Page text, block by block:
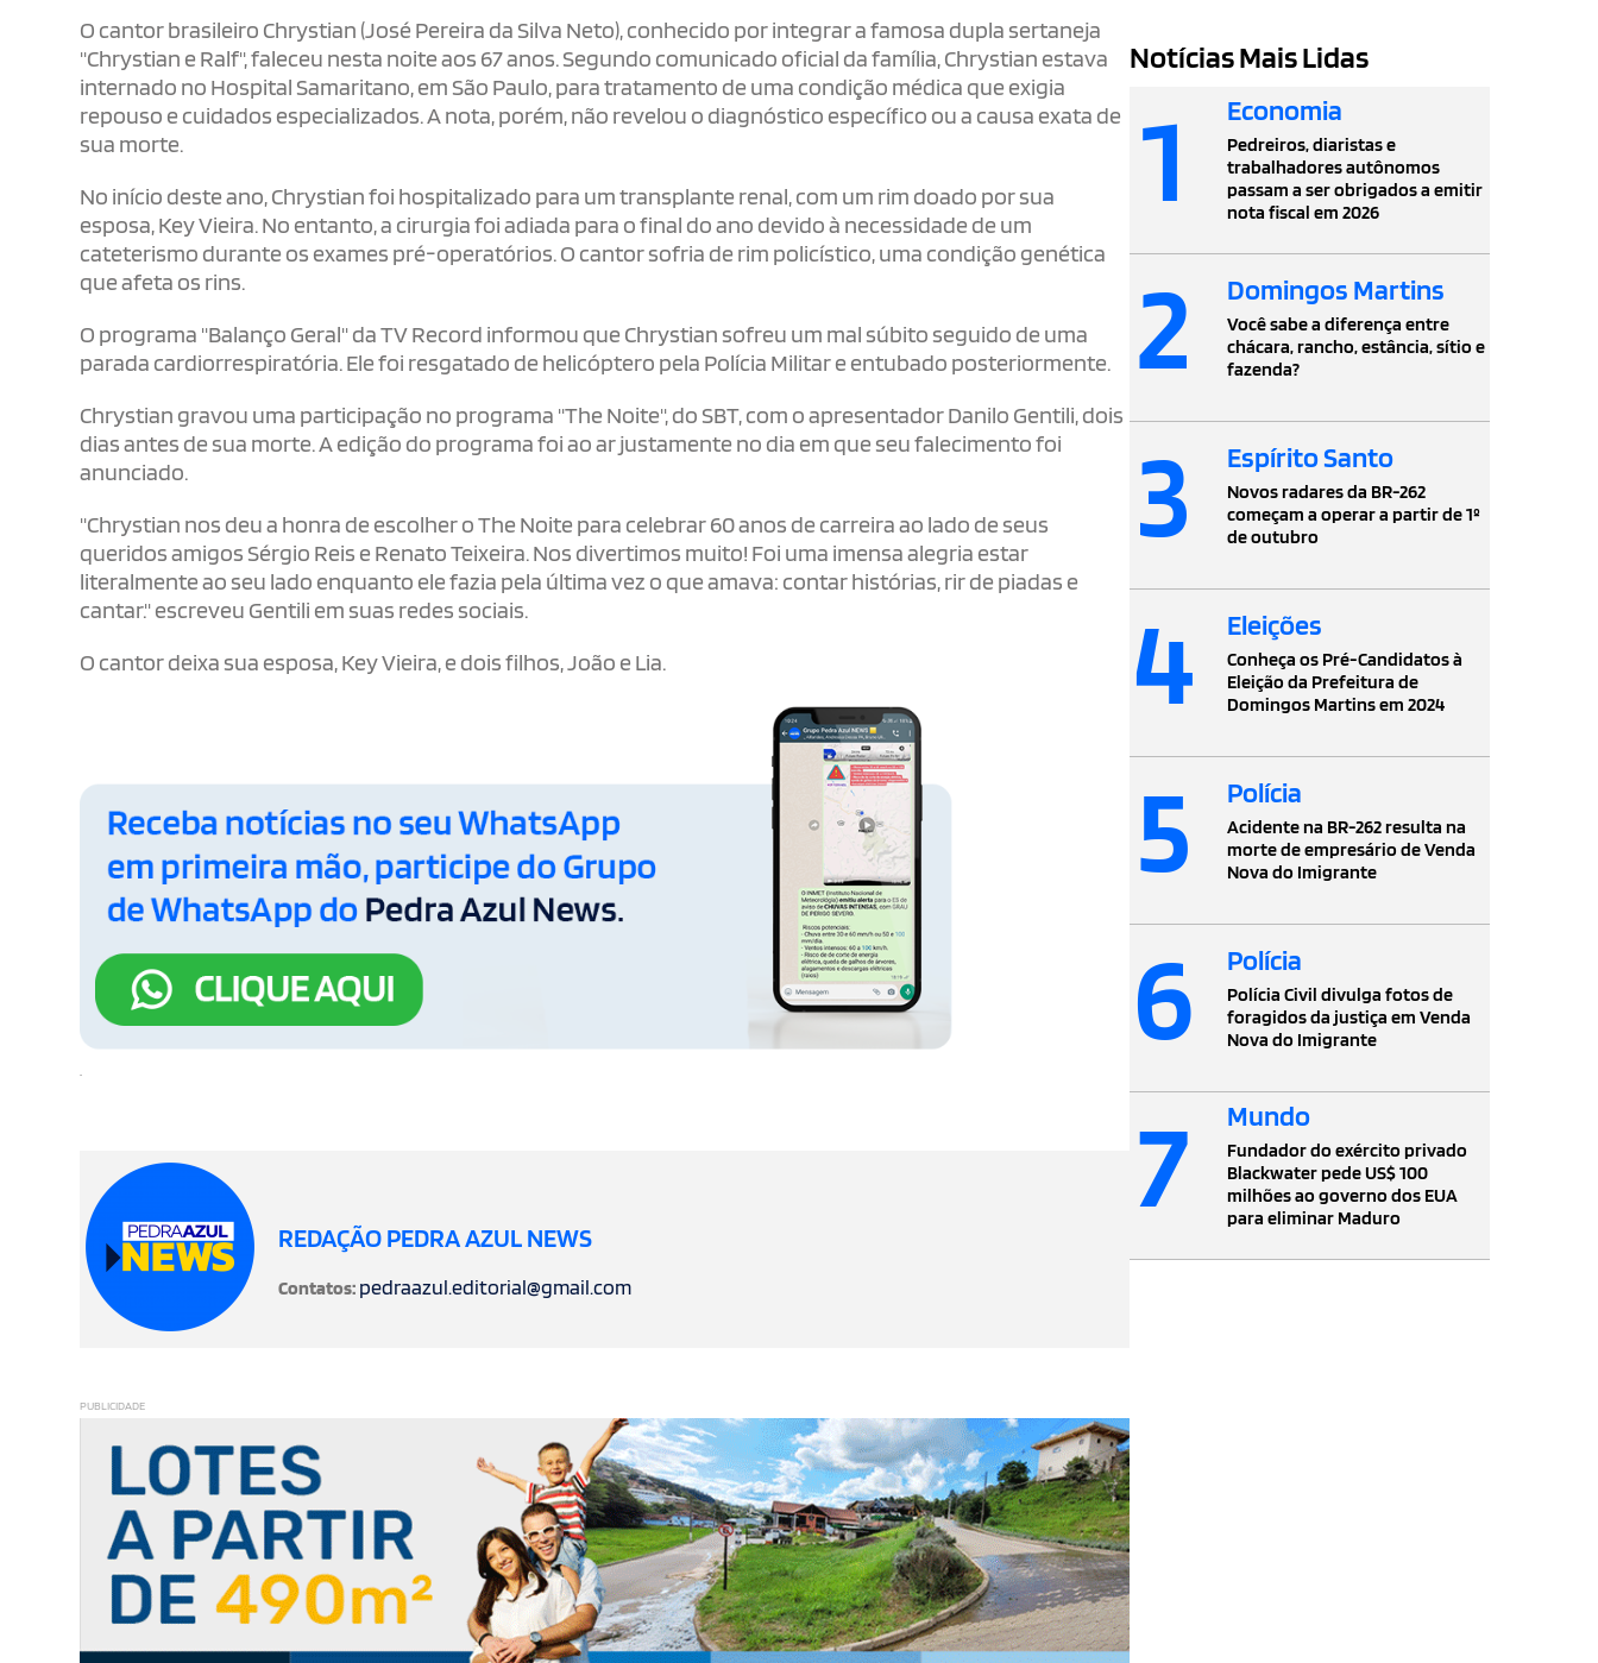
O cantor brasileiro Chrystian (José Pereira da Silva Neto), conhecido por integrar a famosa dupla sertaneja
"Chrystian e Ralf", faleceu nesta noite aos 67 anos. Segundo comunicado oficial da família, Chrystian estava
internado no Hospital Samaritano, em São Paulo, para tratamento de uma condição médica que exigia
repouso e cuidados especializados. A nota, porém, não revelou o diagnóstico específico ou a causa exata de
sua morte.
No início deste ano, Chrystian foi hospitalizado para um transplante renal, com um rim doado por sua
esposa, Key Vieira. No entanto, a cirurgia foi adiada para o final do ano devido à necessidade de um
cateterismo durante os exames pré-operatórios. O cantor sofria de rim policístico, uma condição genética
que afeta os rins.
O programa "Balanço Geral" da TV Record informou que Chrystian sofreu um mal súbito seguido de uma
parada cardiorrespiratória. Ele foi resgatado de helicóptero pela Polícia Militar e entubado posteriormente.
Chrystian gravou uma participação no programa "The Noite", do SBT, com o apresentador Danilo Gentili, dois
dias antes de sua morte. A edição do programa foi ao ar justamente no dia em que seu falecimento foi
anunciado.
"Chrystian nos deu a honra de escolher o The Noite para celebrar 60 anos de carreira ao lado de seus
queridos amigos Sérgio Reis e Renato Teixeira. Nos divertimos muito! Foi uma imensa alegria estar
literalmente ao seu lado enquanto ele fazia pela última vez o que amava: contar histórias, rir de piadas e
cantar." escreveu Gentili em suas redes sociais.
O cantor deixa sua esposa, Key Vieira, e dois filhos, João e Lia.
REDAÇÃO PEDRA AZUL NEWS
Contatos: pedraazul.editorial@gmail.com
PUBLICIDADE
Notícias Mais Lidas
1 Economia
Pedreiros, diaristas e
trabalhadores autônomos
passam a ser obrigados a emitir
nota fiscal em 2026
2 Domingos Martins
Você sabe a diferença entre
chácara, rancho, estância, sítio e
fazenda?
3 Espírito Santo
Novos radares da BR-262
começam a operar a partir de 1º
de outubro
4 Eleições
Conheça os Pré-Candidatos à
Eleição da Prefeitura de
Domingos Martins em 2024
5 Polícia
Acidente na BR-262 resulta na
morte de empresário de Venda
Nova do Imigrante
6 Polícia
Polícia Civil divulga fotos de
foragidos da justiça em Venda
Nova do Imigrante
7 Mundo
Fundador do exército privado
Blackwater pede US$ 100
milhões ao governo dos EUA
para eliminar Maduro